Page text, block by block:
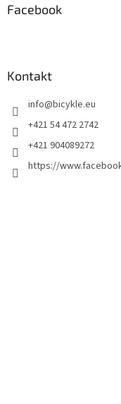
Facebook
Kontakt
info@bicykle.eu
+421 54 472 2742
+421 904089272
https://